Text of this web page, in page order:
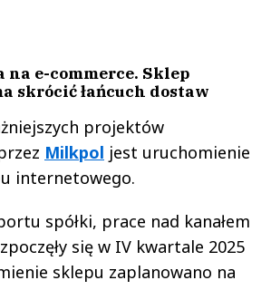
e-commerce. Sklep
skrócić łańcuch dostaw
projektów
Milkpol jest uruchomienie
internetowego.
spółki, prace nad kanałem
się w IV kwartale 2025
sklepu zaplanowano na